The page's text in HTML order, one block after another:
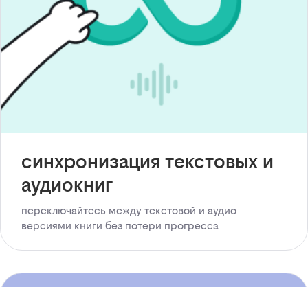
синхронизация текстовых и
аудиокниг
переключайтесь между текстовой и аудио
версиями книги без потери прогресса